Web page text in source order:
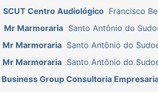
SCUT Centro Audiológico Francisco
Mr Marmoraria Santo Antônio do
Mr Marmoraria Santo Antônio do
Mr Marmoraria Santo Antônio do
Business Group Consultoria